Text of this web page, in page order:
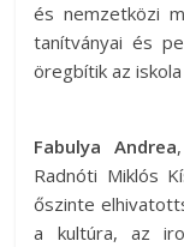
és nemzetközi
tanítványai és
öregbítik az
Fabulya Andrea
Radnóti Miklós
őszinte
a kultúra, az